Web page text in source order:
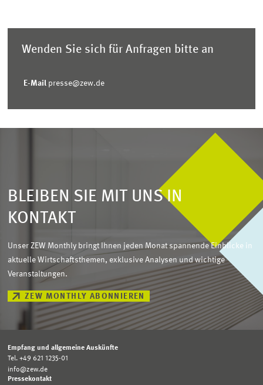
Wenden Sie sich für Anfragen bitte an
E-Mail presse@zew.de
BLEIBEN SIE MIT UNS IN
KONTAKT
Unser ZEW Monthly bringt Ihnen jeden Monat spannende Einblicke in
aktuelle Wirtschaftsthemen, exklusive Analysen und wichtige
Veranstaltungen.
ZEW MONTHLY ABONNIEREN
Empfang und allgemeine Auskünfte
Tel. +49 621 1235-01
info@zew.de
Pressekontakt